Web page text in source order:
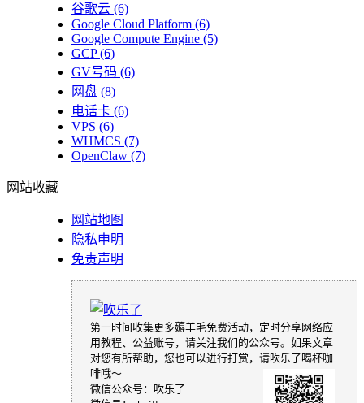
谷歌云 (6)
Google Cloud Platform (6)
Google Compute Engine (5)
GCP(6)
GV号码 (6)
网盘 (8)
电话卡 (6)
VPS (6)
WHMCS (7)
OpenClaw (7)
网站收藏
网站地图
隐私申明
免责声明
第一时间收集更多薅羊毛免费活动，定时分享网络应
用教程、公益账号，请关注我们的公众号。如果文章
对您有所帮助，您也可以进行打赏，请吹乐了喝杯咖
啡哦～
微信公众号：吹乐了